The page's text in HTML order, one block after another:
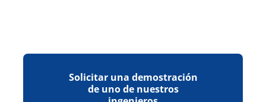
Solicitar una demostración
de uno de nuestros